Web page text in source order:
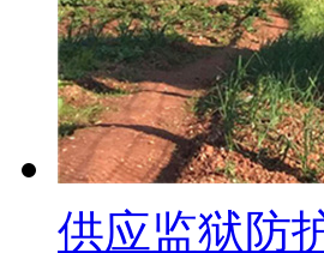
供应监狱防